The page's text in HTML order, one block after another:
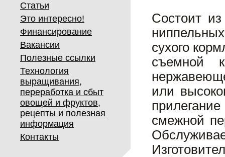
Статьи
Это интересно!
Финансирование
Вакансии
Полезные ссылки
Технология
выращивания,
переработка и сбыт
овощей и фруктов,
рецепты и полезная
информация
Контакты
Состоит
сухого
съемной
или
смежной